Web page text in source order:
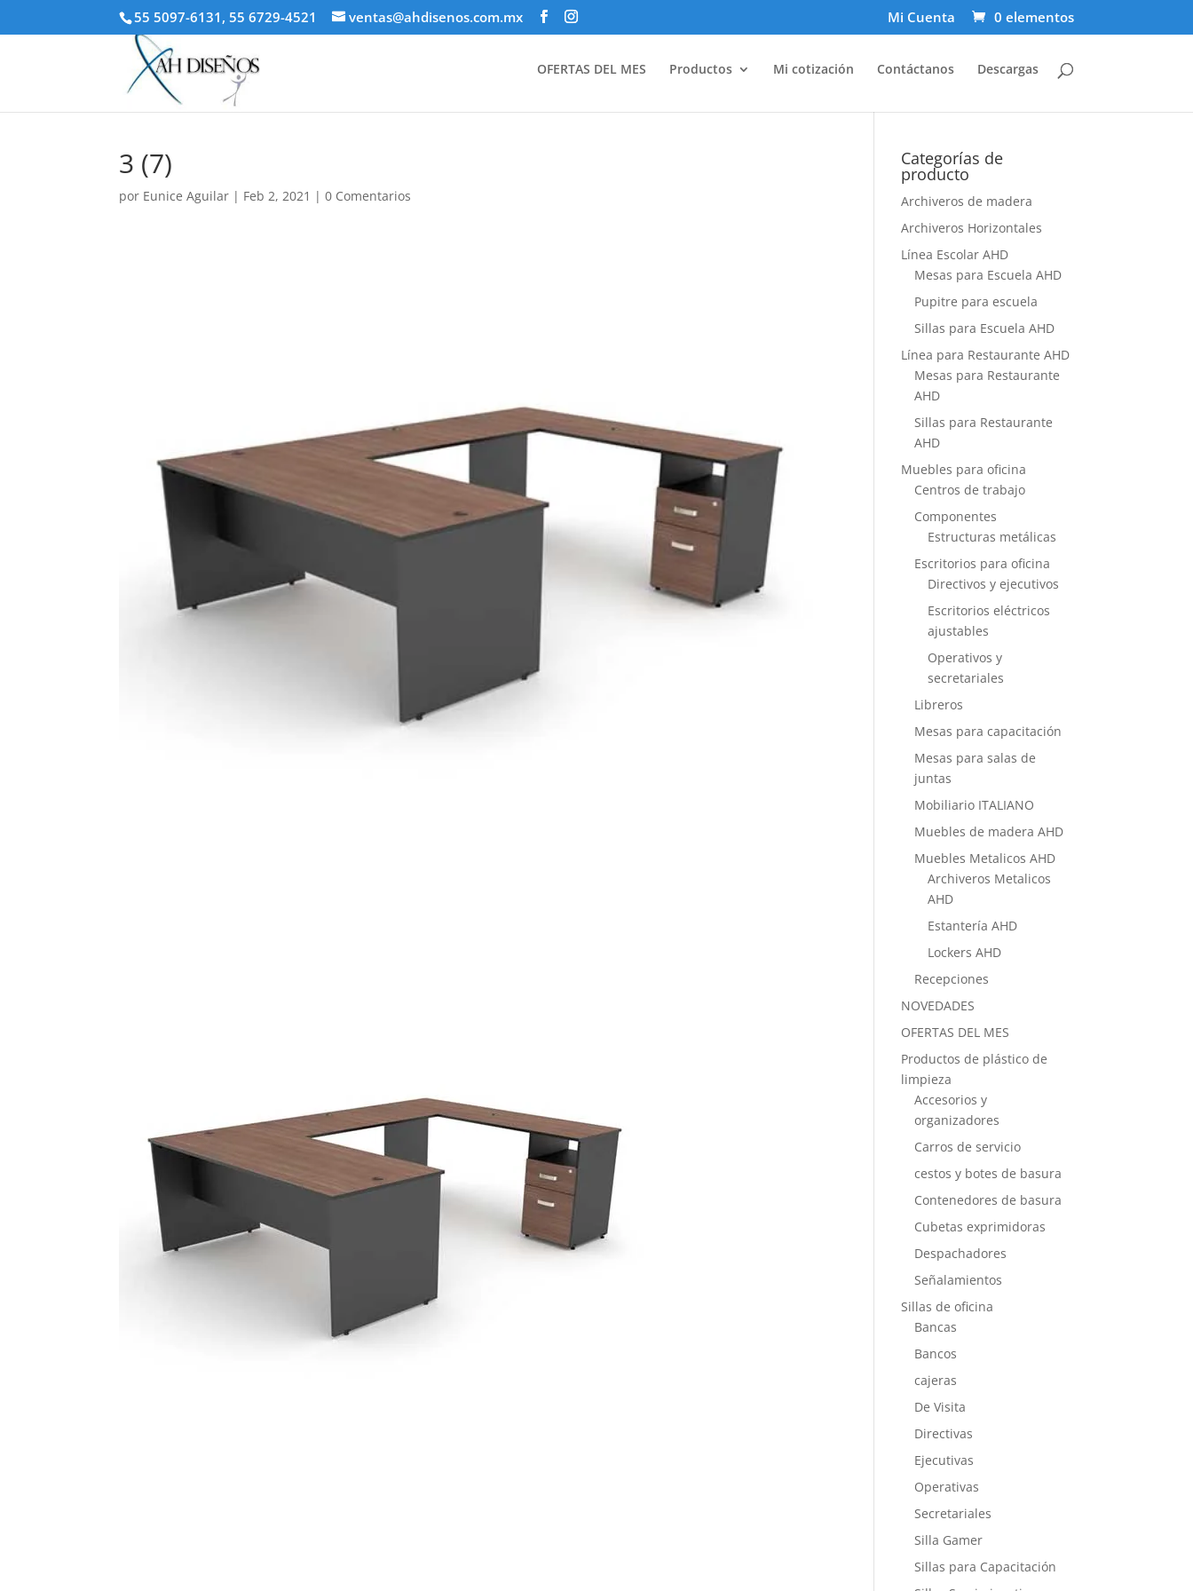
55 5097-6131, 55 6729-4521 ventas@ahdisenos.com.mx Mi Cuenta 0 elementos
OFERTAS DEL MES Productos Mi cotización Contáctanos Descargas
3 (7)
por Eunice Aguilar | Feb 2, 2021 |0 Comentarios
Categorías de
producto
Archiveros de madera
Archiveros Horizontales
Línea Escolar AHD
Mesas para Escuela AHD
Pupitre para escuela
Sillas para Escuela AHD
Línea para Restaurante AHD
Mesas para Restaurante
AHD
Sillas para Restaurante
AHD
Muebles para oficina
Centros de trabajo
Componentes
Estructuras metálicas
Escritorios para oficina
Directivos y ejecutivos
Escritorios eléctricos
ajustables
Operativos y
secretariales
Libreros
Mesas para capacitación
Mesas para salas de
juntas
Mobiliario ITALIANO
Muebles de madera AHD
Muebles Metalicos AHD
Archiveros Metalicos
AHD
Estantería AHD
Lockers AHD
Recepciones
NOVEDADES
OFERTAS DEL MES
Productos de plástico de
limpieza
Accesorios y
organizadores
Carros de servicio
cestos y botes de basura
Contenedores de basura
Cubetas exprimidoras
Despachadores
Señalamientos
Sillas de oficina
Bancas
Bancos
cajeras
De Visita
Directivas
Ejecutivas
Operativas
Secretariales
Silla Gamer
Sillas para Capacitación